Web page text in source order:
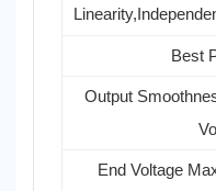
Best
Output
End Voltage